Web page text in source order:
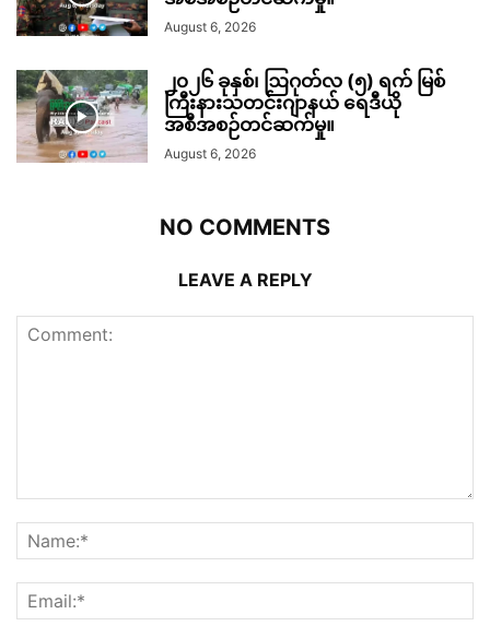
August 6, 2026
၂၀၂၆ ခုနှစ်၊ ဩဂုတ်လ (၅) ရက် မြစ်
ကြီးနားသတင်းဂျာနယ် ရေဒီယို
အစီအစဉ်တင်ဆက်မှု။
August 6, 2026
NO COMMENTS
LEAVE A REPLY